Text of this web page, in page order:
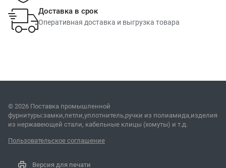
Доставка в срок
Оперативная доставка и выгрузка товара
© 2026 Поставка промышленной
фурнитуры:замки,петли,уплотнитель,ручки из полиамида,изделия
из нержавеющей стали, кабельные клицы (хомуты) и т.д.
Пользовательское соглашение
Версия для печати